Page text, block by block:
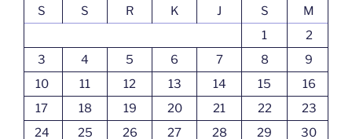
S
S R K J S
M
1
2
3
4 5 6 7 8
9
10
11 12 13 14 15
16
17
18 19 20 21 22
23
24
25 26 27 28 29
30